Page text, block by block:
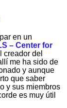
en un
– Center for
creador del
me ha sido de
y aunque
que saber
y sus miembros
es muy útil